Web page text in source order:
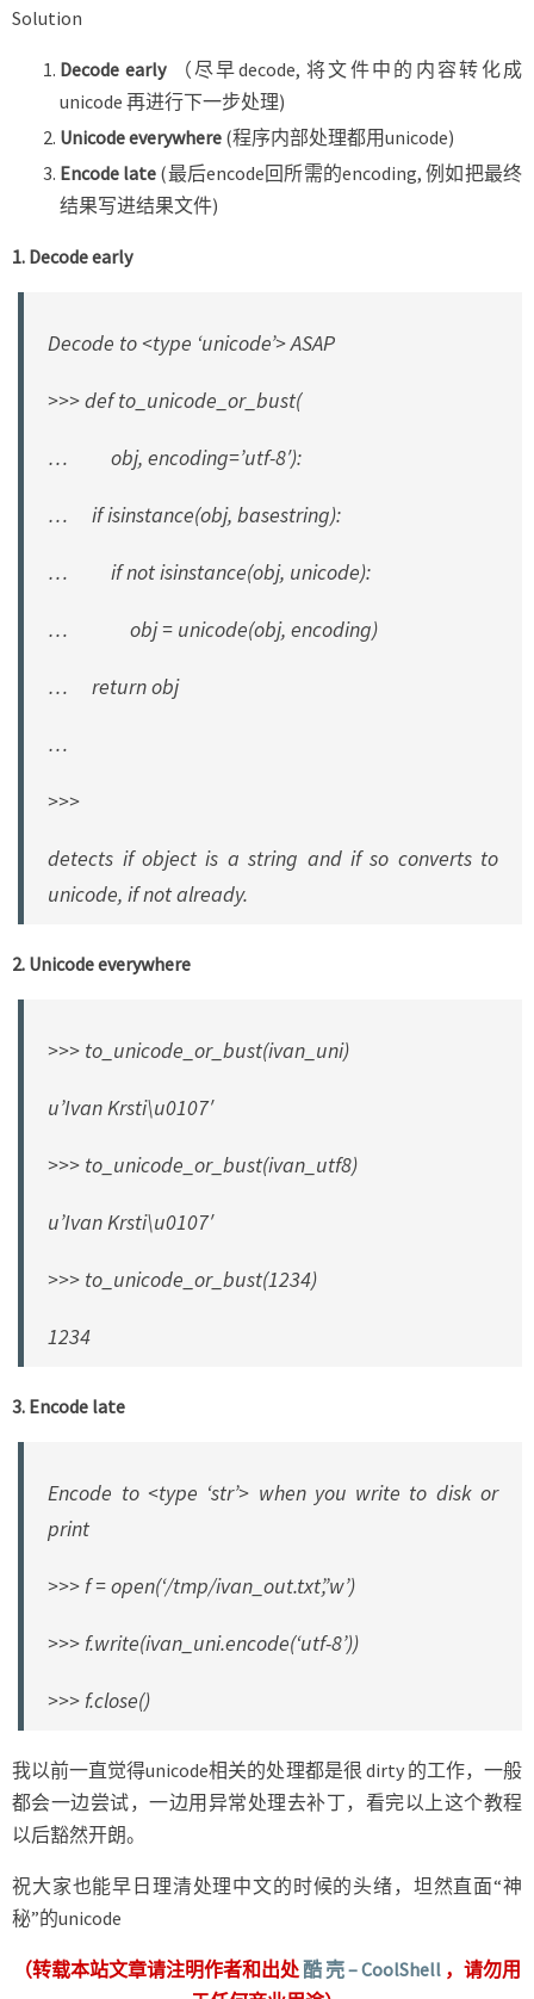
Solution
Decode early
（尽早decode, 将文件中的内容转化成
unicode 再进行下一步处理)
Unicode everywhere (程序内部处理都用unicode)
Encode late (最后encode回所需的encoding, 例如把最终
结果写进结果文件)
1. Decode early
Decode to <type ‘unicode’> ASAP
>>> def to_unicode_or_bust(
… obj, encoding=’utf-8′):
… if isinstance(obj, basestring):
… if not isinstance(obj, unicode):
… obj = unicode(obj, encoding)
… return obj
…
>>>
detects if object is a string and if so converts to
unicode, if not already.
2. Unicode everywhere
>>> to_unicode_or_bust(ivan_uni)
u’Ivan Krsti\u0107′
>>> to_unicode_or_bust(ivan_utf8)
u’Ivan Krsti\u0107′
>>> to_unicode_or_bust(1234)
1234
3. Encode late
Encode to <type ‘str’> when you write to disk or
print
>>> f = open(‘/tmp/ivan_out.txt’,’w’)
>>> f.write(ivan_uni.encode(‘utf-8’))
>>> f.close()
我以前一直觉得unicode相关的处理都是很 dirty 的工作，一般
都会一边尝试，一边用异常处理去补丁，看完以上这个教程
以后豁然开朗。
祝大家也能早日理清处理中文的时候的头绪，坦然直面“神
秘”的unicode
（转载本站文章请注明作者和出处酷 壳 – CoolShell ，请勿用